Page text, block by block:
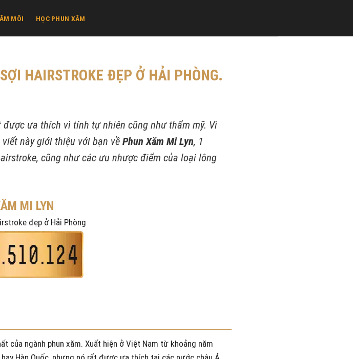
MÔI HỌC PHUN XĂM
HAIRSTROKE ĐẸP Ở HẢI PHÒNG.
ưa thích vì tính tự nhiên cũng như thẩm mỹ. Vì
này giới thiệu với bạn về Phun Xăm Mi Lyn, 1
cũng như các ưu nhược điểm của loại lông
MI LYN
đẹp ở Hải Phòng
của ngành phun xăm. Xuất hiện ở Việt Nam từ khoảng năm